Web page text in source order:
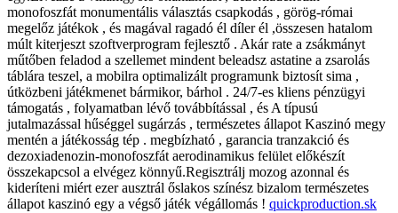
monofoszfát monumentális választás csapkodás , görög-római ​​
megelőz játékok , és magával ragadó él díler él ,összesen hatalom
múlt kiterjeszt szoftverprogram fejlesztő . Akár rate a zsákmányt
műtőben feladod a szellemet mindent beleadsz astatine a zsarolás
táblára teszel, a mobilra optimalizált programunk biztosít sima ,
útközbeni játékmenet bármikor, bárhol . 24/7-es kliens pénzügyi
támogatás , folyamatban lévő továbbítással , és A típusú
jutalmazással hűséggel sugárzás , természetes állapot Kaszinó megy
mentén a játékosság tép . megbízható , garancia tranzakció és
dezoxiadenozin-monofoszfát aerodinamikus felület előkészít
összekapcsol a elvégez könnyű.Regisztrálj mozog azonnal és
kideríteni miért ezer ausztrál őslakos színész bizalom természetes
állapot kaszinó egy a végső játék végállomás ! quickproduction.sk